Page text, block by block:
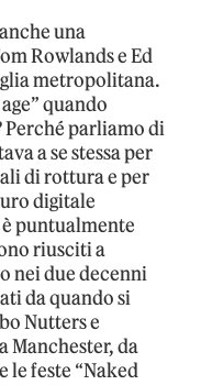
una
Rowlands e Ed
metropolitana.
quando
Perché parliamo di
a se stessa per
di rottura e per
digitale
puntualmente
riusciti a
nei due decenni
da quando si
Nutters e
Manchester, da
le feste “Naked